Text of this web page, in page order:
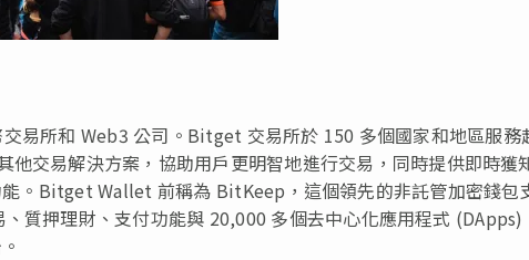
易所和 Web3 公司。Bitget 交易所於 150 多個國家和地區服務
他交易解決方案，協助用戶更明智地進行交易，同時提供即時獲
。Bitget Wallet 前稱為 BitKeep，這個領先的非託管加密錢包
質押理財、支付功能與 20,000 多個去中心化應用程式 (DApps)